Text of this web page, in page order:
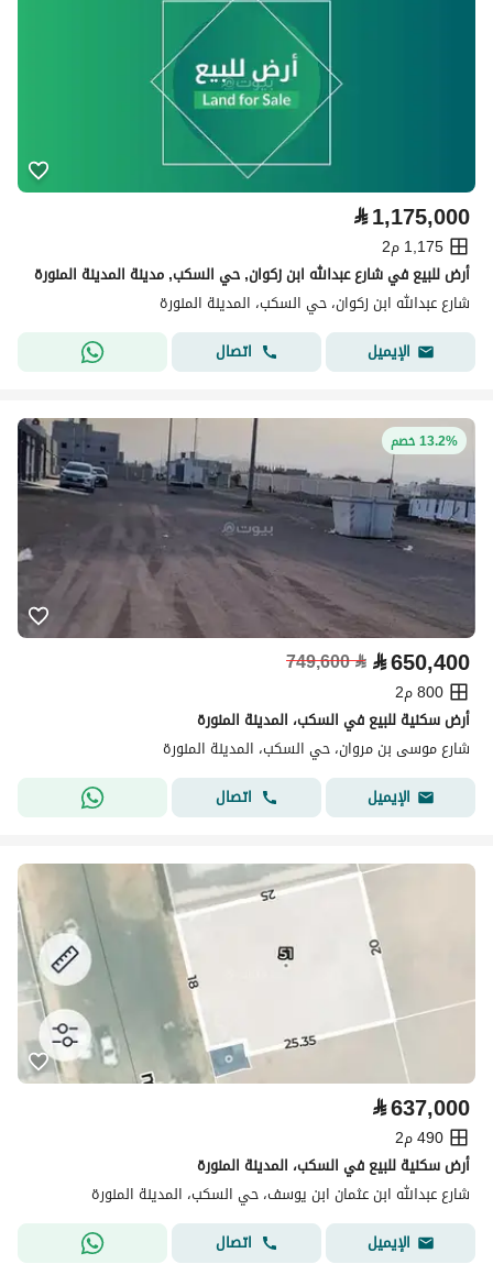
⃁1,175,000
1,175 م2
أرض للبيع في شارع عبدالله ابن زكوان, حي السكب, مدينة المدينة المنورة
شارع عبدالله ابن زكوان، حي السكب، المدينة المنورة
الإيميل
اتصال
13.2% خصم
⃁650,400
⃁
749,600
800 م2
أرض سكنية للبيع في السكب، المدينة المنورة
شارع موسى بن مروان، حي السكب، المدينة المنورة
الإيميل
اتصال
⃁637,000
490 م2
أرض سكنية للبيع في السكب، المدينة المنورة
شارع عبدالله ابن عثمان ابن يوسف، حي السكب، المدينة المنورة
الإيميل
اتصال